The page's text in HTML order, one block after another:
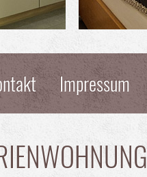
Impressum